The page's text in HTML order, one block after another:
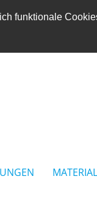
funktionale